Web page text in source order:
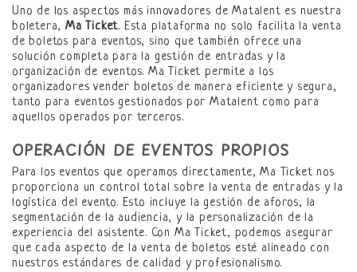
Uno de los aspectos más innovadores de Matalent es nuestra
boletera, Ma Ticket. Esta plataforma no solo facilita la venta
de boletos para eventos, sino que también ofrece una
solución completa para la gestión de entradas y la
organización de eventos. Ma Ticket permite a los
organizadores vender boletos de manera eficiente y segura,
tanto para eventos gestionados por Matalent como para
aquellos operados por terceros.
OPERACIÓN DE EVENTOS PROPIOS
Para los eventos que operamos directamente, Ma Ticket nos
proporciona un control total sobre la venta de entradas y la
logística del evento. Esto incluye la gestión de aforos, la
segmentación de la audiencia, y la personalización de la
experiencia del asistente. Con Ma Ticket, podemos asegurar
que cada aspecto de la venta de boletos esté alineado con
nuestros estándares de calidad y profesionalismo.